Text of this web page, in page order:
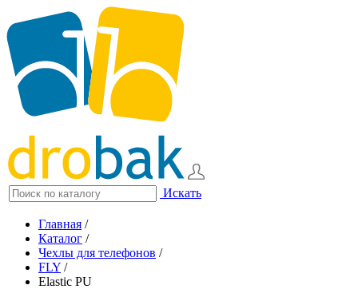
Искать
Главная /
Каталог /
Чехлы для телефонов /
FLY /
Elastic PU